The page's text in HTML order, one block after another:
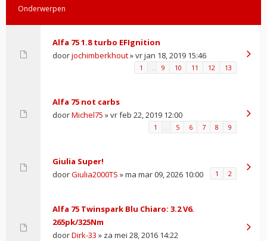
Onderwerpen
Alfa 75 1.8 turbo EFIgnition
doorjochimberkhout» vr jan 18, 2019 15:46
1 9 10 11 12 13
Alfa 75 not carbs
doorMichel75 » vr feb 22, 2019 12:00
1 5 6 7 8 9
Giulia Super!
doorGiulia2000TS » ma mar 09, 2026 10:00 1 2
Alfa 75 Twinspark Blu Chiaro: 3.2 V6.
265pk/325Nm
doorDirk-33 » za mei 28, 2016 14:22